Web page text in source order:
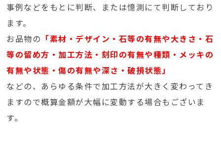
事例などをもとに判断、または憶測にて判断しており
ます。
お品物の 「素材・デザイン・石等の有無や大きさ・石
等の留め方・加工方法・刻印の有無や種類・メッキの
有無や状態・傷の有無や深さ・破損状態」
などの、あらゆる条件で加工方法が大きく変わってき
ますので概算金額が大幅に変動する場合もございま
す。